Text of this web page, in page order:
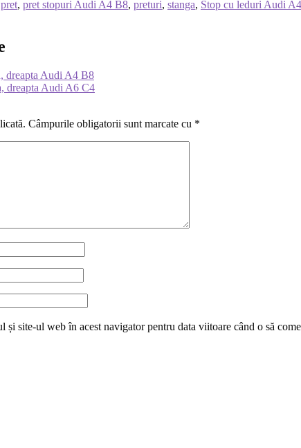
pret, pret stopuri Audi A4 B8, preturi, stanga, Stop cu leduri Audi
dreapta Audi A4 B8
dreapta Audi A6 C4
Câmpurile obligatorii sunt marcate cu *
și site-ul web în acest navigator pentru data viitoare când o să